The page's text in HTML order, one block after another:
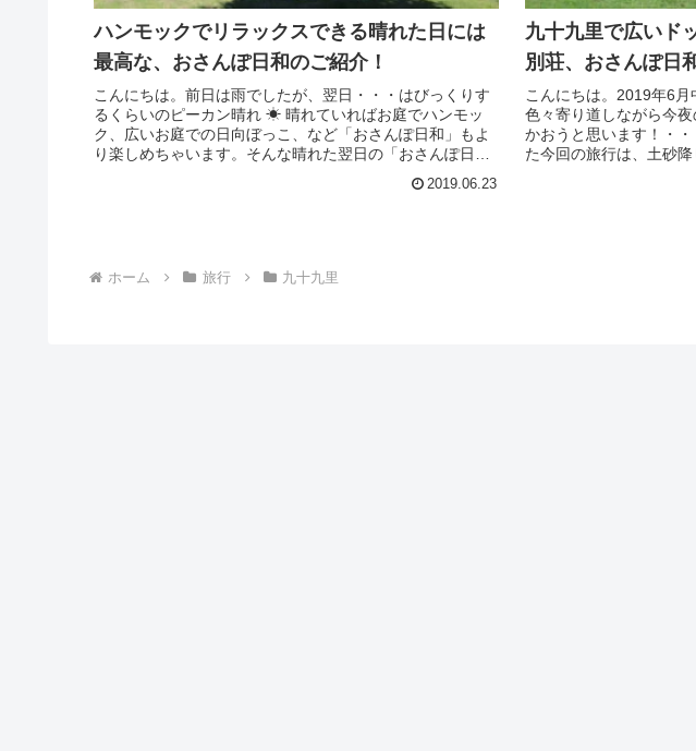
ハンモックでリラックスできる晴れた日には
最高な、おさんぽ日和のご紹介！
こんにちは。前日は雨でしたが、翌日・・・はびっくりす
るくらいのピーカン晴れ ☀ 晴れていればお庭でハンモッ
ク、広いお庭での日向ぼっこ、など「おさんぽ日和」もよ
り楽しめちゃいます。そんな晴れた翌日の「おさんぽ日
2019.06.23
九十九里で広いド
別荘、おさんぽ日
こんにちは。2019年6
色々寄り道しながら今
かおうと思います！・
た今回の旅行は、土砂
ホーム 旅行 九十九里